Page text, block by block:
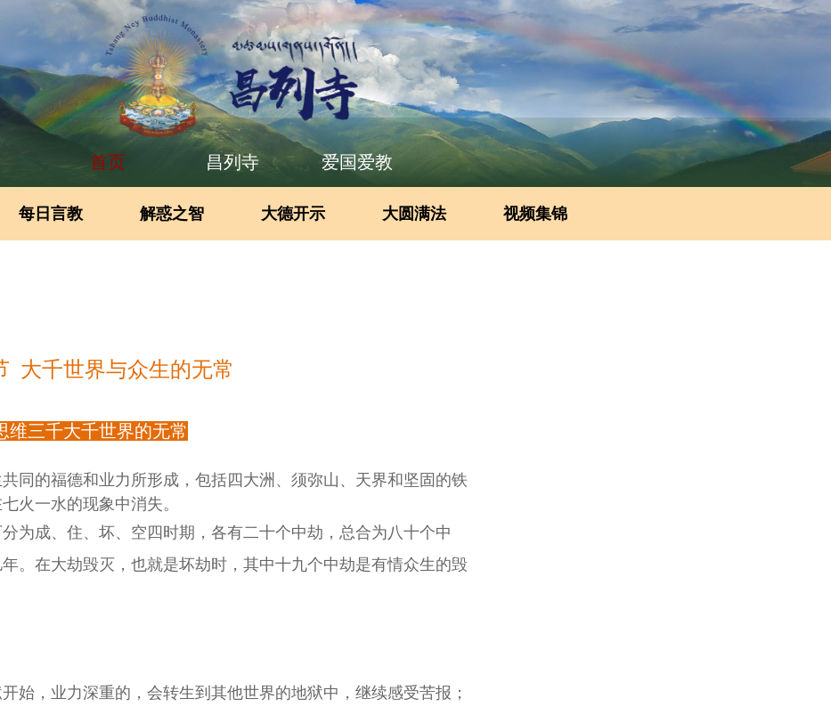
首页 昌列寺 爱国爱教
每日言教 解惑之智 大德开示 大圆满法 视频集锦
大千世界与众生的无常
维三千大千世界的无常
同的福德和业力所形成，包括四大洲、须弥山、天界和坚固的铁
火一水的现象中消失。
为成、住、坏、空四时期，各有二十个中劫，总合为八十个中
。在大劫毁灭，也就是坏劫时，其中十九个中劫是有情众生的毁
始，业力深重的，会转生到其他世界的地狱中，继续感受苦报；